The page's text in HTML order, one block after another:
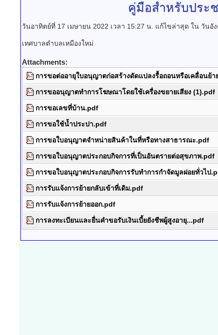
คู่มือสำหรับประ
วันอาทิตย์ที่ 17 เมษายน 2022 เวลา 15:27 น. แก้ไขล่าสุด ใน วันอั
เทศบาลตำบลเหมืองใหม่
Attachments:
การขอต่ออายุใบอนุญาตก่อสร้างดัดแปลงรื้อถอนหรือเคลื่อนย้า
การขออนุญาตทำการโฆษณาโดยใช้เครื่องขยายเสียง (1).pdf
การขอเลขที่บ้าน.pdf
การขอใช้น้ำประปา.pdf
การขอใบอนุญาตจำหน่ายสินค้าในที่หรือทางสาธารณะ.pdf
การขอใบอนุญาตประกอบกิจการที่เป็นอันตรายต่อสุขภาพ.pdf
การขอใบอนุญาตประกอบกิจการรับทำการกำจัดมูลฝอยทั่วไป
การรับแจ้งการย้ายกลับเข้าที่เดิม.pdf
การรับแจ้งการย้ายออก.pdf
การลงทะเบียนและยื่นคำขอรับเงินเบี้ยยังชีพผู้สูงอายุ...pdf